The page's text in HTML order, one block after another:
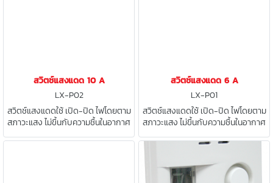
สวิตช์แสงแดด 10 A
LX-P02
สวิตช์แสงแดดใช้ เปิด-ปิด ไฟโดยตาม
สภาวะแสง ไม่ขึ้นกับความชื้นในอากาศ
สวิตช์จะทำงานในสภาวะแสงน้อยหรือ
สวิตช์แสงแดด 6 A
LX-P01
สวิตช์แสงแดดใช้ เปิด-ปิด ไฟโดยตาม
สภาวะแสง ไม่ขึ้นกับความชื้นในอากาศ
สวิตช์จะทำงานในสภาวะแสงน้อยหรือ
เวลากลางคืนเท่านั้น